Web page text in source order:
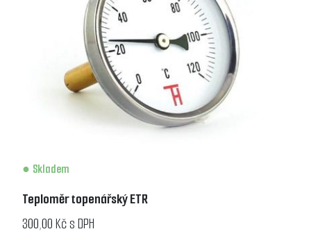
Skladem
Teploměr topenářský ETR
300,00 Kč s DPH